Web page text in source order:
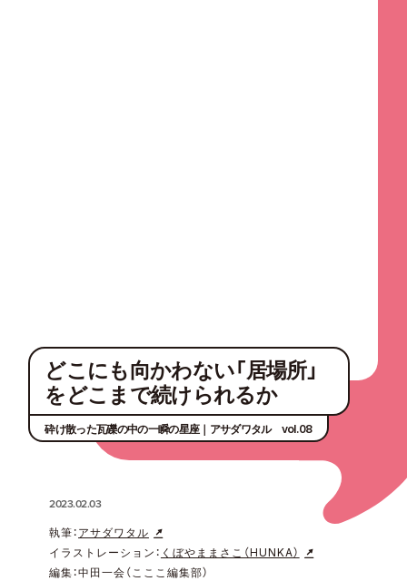
どこにも向かわない「居場所」
をどこまで続けられるか
砕け散った瓦礫の中の一瞬の星座｜アサダワタル vol.08
2023.02.03
執筆： アサダワタル
イラストレーション： くぼやままさこ（HUNKA）
編集：中田一会（こここ編集部）